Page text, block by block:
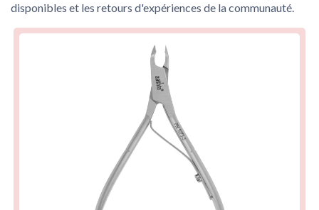
disponibles et les retours d'expériences de la communauté.